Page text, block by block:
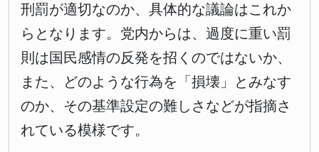
刑罰が適切なのか、具体的な議論はこれか
らとなります。党内からは、過度に重い罰
則は国民感情の反発を招くのではないか、
また、どのような行為を「損壊」とみなす
のか、その基準設定の難しさなどが指摘さ
れている模様です。